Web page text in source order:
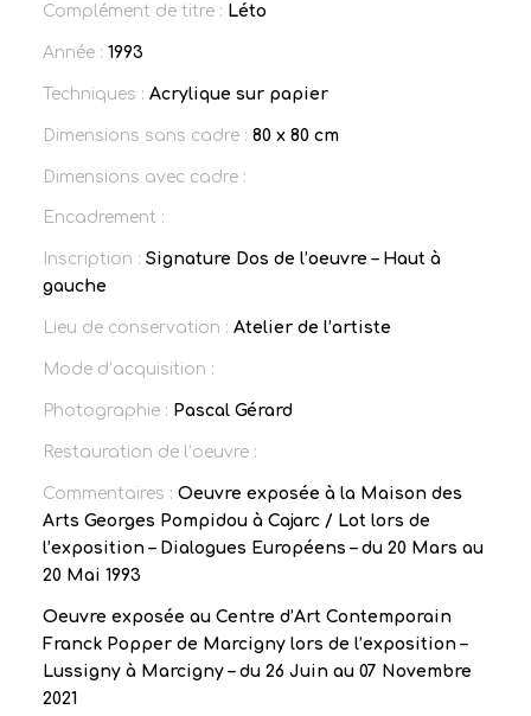
Complément de titre : Léto
Année : 1993
Techniques : Acrylique sur papier
Dimensions sans cadre : 80 x 80 cm
Dimensions avec cadre :
Encadrement :
Inscription : Signature Dos de l’oeuvre – Haut à
gauche
Lieu de conservation : Atelier de l’artiste
Mode d’acquisition :
Photographie : Pascal Gérard
Restauration de l’oeuvre :
Commentaires : Oeuvre exposée à la Maison des
Arts Georges Pompidou à Cajarc / Lot lors de
l’exposition – Dialogues Européens – du 20 Mars au
20 Mai 1993
Oeuvre exposée au Centre d’Art Contemporain
Franck Popper de Marcigny lors de l’exposition –
Lussigny à Marcigny – du 26 Juin au 07 Novembre
2021